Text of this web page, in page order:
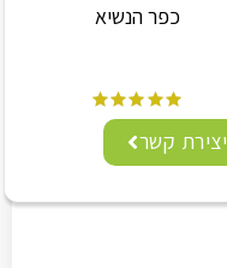
כפר הנשיא
יצירת קשר